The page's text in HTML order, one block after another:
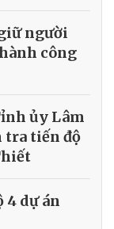
người
công
ủy Lâm
tra tiến độ
4 dự án